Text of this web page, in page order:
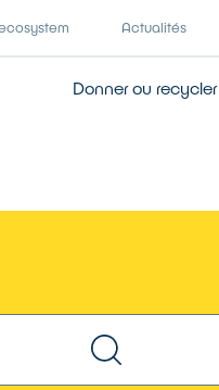
Actualités
Donner ou recycler